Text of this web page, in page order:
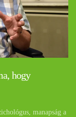
hogy
manapság a